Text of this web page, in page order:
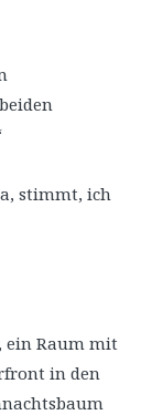
stimmt, ich
ein Raum mit
in den